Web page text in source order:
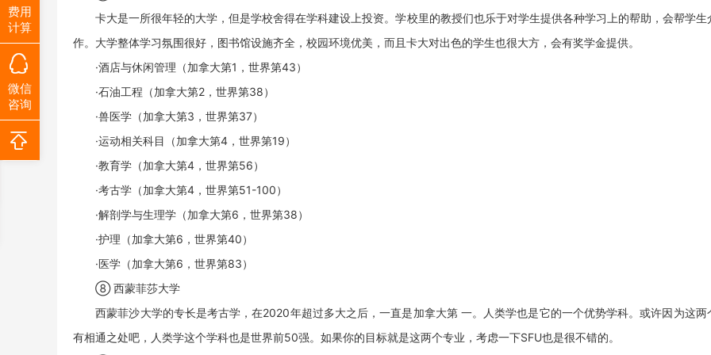
卡大是一所很年轻的大学，但是学校舍得在学科建设上投资。学校里的教授们也乐于对学生提供各种学习上的帮助，会帮学生
作。大学整体学习氛围很好，图书馆设施齐全，校园环境优美，而且卡大对出色的学生也很大方，会有奖学金提供。
·酒店与休闲管理（加拿大第1，世界第43）
·石油工程（加拿大第2，世界第38）
·兽医学（加拿大第3，世界第37）
·运动相关科目（加拿大第4，世界第19）
·教育学（加拿大第4，世界第56）
·考古学（加拿大第4，世界第51-100）
·解剖学与生理学（加拿大第6，世界第38）
·护理（加拿大第6，世界第40）
·医学（加拿大第6，世界第83）
⑧ 西蒙菲莎大学
西蒙菲沙大学的专长是考古学，在2020年超过多大之后，一直是加拿大第 一。人类学也是它的一个优势学科。或许因为这两
有相通之处吧，人类学这个学科也是世界前50强。如果你的目标就是这两个专业，考虑一下SFU也是很不错的。
费用
计算
微信
咨询